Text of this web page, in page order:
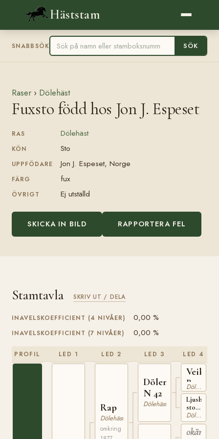
Häststam
SNABBSÖK SÖK
Raser › Dölehäst
Fuxsto född hos Jon J. Espeset
RAS Dölehäst
KÖN Sto
UPPFÖDARE Jon J. Espeset, Norge
FÄRG fux
ÖVRIGT Ej utställd
SKICKA IN BILD RAPPORTERA FEL
Stamtavla SKRIV UT / DELA
INAVELSKOEFFICIENT (4 NIVÅER) 0,00 %
INAVELSKOEFFICIENT (7 NIVÅER) 0,00 %
PROFIL LED 1 LED 2
Rap
Dölehäst
omkring
LED 3
Dölen
N 42
Dölehäst
LED 4
Veikle
Balder
N 4
Dölehäst
Ljusbrunt
sto
född
1852
på
Dölehäst
okänd